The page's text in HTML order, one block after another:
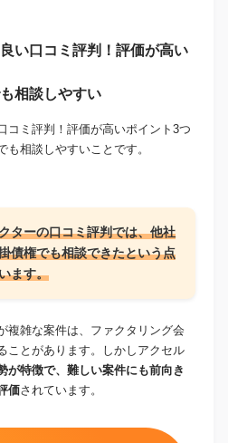
い口コミ評判！評価が高い
相談しやすい
コミ評判！評価が高いポイント3つ
も相談しやすいことです。
ターの口コミ評判では、他社
債権でも相談できたという点
ます。
複雑な案件は、ファクタリング会
ことがあります。しかしアクセル
が特徴で、難しい案件にも前向き
価されています。